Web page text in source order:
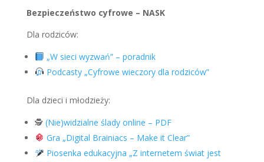
Bezpieczeństwo cyfrowe – NASK
Dla rodziców:
„W sieci wyzwań” – poradnik
Podcasty „Cyfrowe wieczory dla rodziców”
Dla dzieci i młodzieży:
🕵️ (Nie)widzialne ślady online – PDF
Gra „Digital Brainiacs – Make it Clear”
Piosenka edukacyjna „Z internetem świat jest